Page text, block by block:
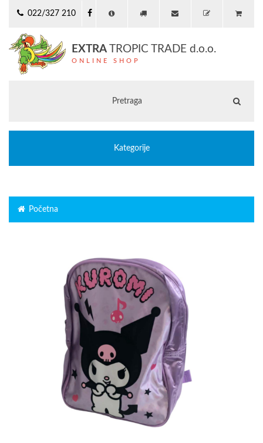
022/327 210
EXTRA TROPIC TRADE d.o.o.
ONLINE SHOP
Kategorije
Početna